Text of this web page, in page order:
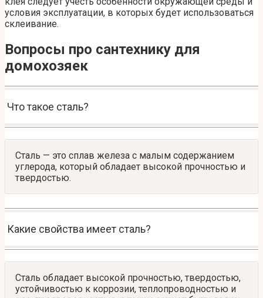
условия эксплуатации, в которых будет использоваться
склеивание.
Вопросы про сантехнику для
домохозяек
Что такое сталь?
Сталь — это сплав железа с малым содержанием
углерода, который обладает высокой прочностью и
твердостью.
Какие свойства имеет сталь?
Сталь обладает высокой прочностью, твердостью,
устойчивостью к коррозии, теплопроводностью и